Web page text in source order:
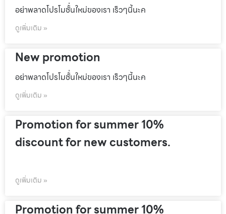
อย่าพลาดโปรโมชั้่นใหม่ของเรา เร็วๆนี้นะค
ดูเพิ่มเติม »
New promotion
อย่าพลาดโปรโมชั้่นใหม่ของเรา เร็วๆนี้นะค
ดูเพิ่มเติม »
Promotion for summer 10%
discount for new customers.
ดูเพิ่มเติม »
Promotion for summer 10%